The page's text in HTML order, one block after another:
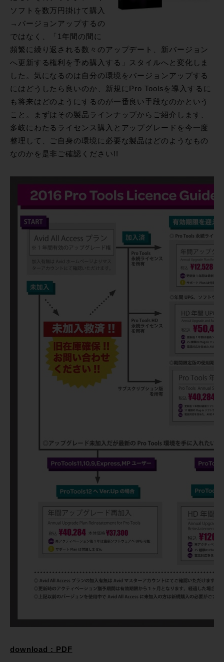
ソフトを数万円掛けて購入
→バージョンアップするの
ではなく、「1年間の間に
頻繁に繰り返される数々のアップデート、新バージョン
へ更新する権利を予め購入する」スタイルへと変化しま
した。気になるのは自分の環境をバージョンアップする
にはどうしたら良いのか、新規にPro Toolsを導入するに
も将来はどのようにするのが一番良い手段なのかという
こと。まずはその製品ラインナップからご紹介します、
多岐にわたるライセンス購入とアップグレードを今一度
整理して、ご自身の環境に必要な製品はどのようなもの
なのかを是非ご確認ください!!
download : PDF